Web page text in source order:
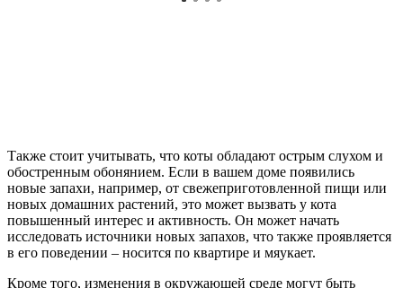
Также стоит учитывать, что коты обладают острым слухом и
обостренным обонянием. Если в вашем доме появились
новые запахи, например, от свежеприготовленной пищи или
новых домашних растений, это может вызвать у кота
повышенный интерес и активность. Он может начать
исследовать источники новых запахов, что также проявляется
в его поведении – носится по квартире и мяукает.
Кроме того, изменения в окружающей среде могут быть